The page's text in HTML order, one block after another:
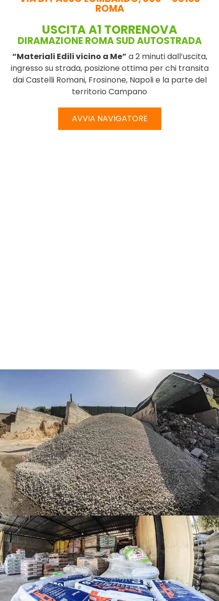
ROMA
USCITA A1 TORRENOVA
DIRAMAZIONE ROMA SUD AUTOSTRADA
“Materiali Edili vicino a Me” a 2 minuti dall’uscita,
ingresso su strada, posizione ottima per chi transita
dai Castelli Romani, Frosinone, Napoli e la parte del
territorio Campano
AVVIA NAVIGATORE